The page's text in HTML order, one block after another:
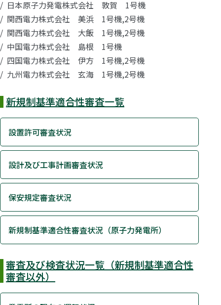
日本原子力発電株式会社 敦賀 1号機
関西電力株式会社 美浜 1号機,2号機
関西電力株式会社 大飯 1号機,2号機
中国電力株式会社 島根 1号機
四国電力株式会社 伊方 1号機,2号機
九州電力株式会社 玄海 1号機,2号機
新規制基準適合性審査一覧
設置許可審査状況
設計及び工事計画審査状況
保安規定審査状況
新規制基準適合性審査状況（原子力発電所）
審査及び検査状況一覧（新規制基準適合性
審査以外）